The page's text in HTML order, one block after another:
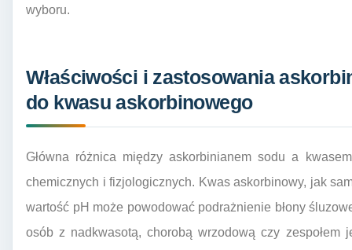
wyboru.
Właściwości i zastosowania
do kwasu askorbinowego
Główna różnica między askorbinianem sodu a
chemicznych i fizjologicznych. Kwas askorbinowy, jak
wartość pH może powodować podrażnienie błony
osób z nadkwasotą, chorobą wrzodową czy